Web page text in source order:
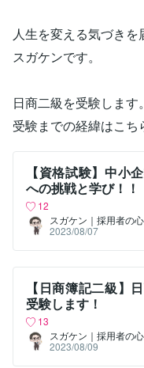
人生を変える気づきを
スガケンです。
日商二級を受験します。
受験までの経緯はこち
【資格試験】中小
への挑戦と学び！！
12
スガケン｜採用者の
2023/08/07
【日商簿記二級】
受験します！
13
スガケン｜採用者の
2023/08/09